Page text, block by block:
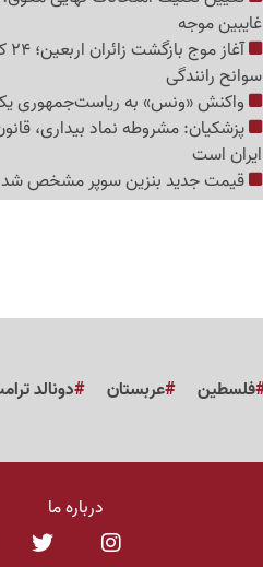
غایبین موجه
سوانح رانندگی
واکنش «ونس» به ریاست‌جمهوری
پزشکیان: مشروطه نماد بیداری،
ایران است
قیمت جدید بنزین سوپر مشخص شد؛
فلسطین عربستان دونالد
درباره ما